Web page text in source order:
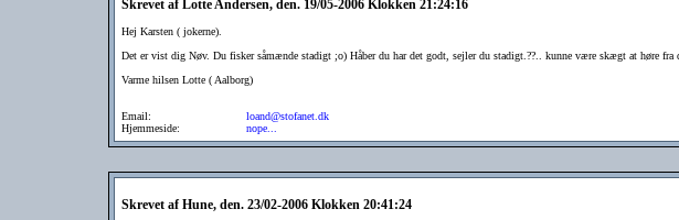
Skrevet af Lotte Andersen, den. 19/05-2006 Klokken 21:24:16
Hej Karsten ( jokerne).
Det er vist dig Nøv. Du fisker såmænde stadigt ;o) Håber du har det godt, sejler du stadigt.??.. kunne være skægt at høre fra
Varme hilsen Lotte ( Aalborg)
Email:
Hjemmeside:
loand@stofanet.dk
nope...
Skrevet af Hune, den. 23/02-2006 Klokken 20:41:24